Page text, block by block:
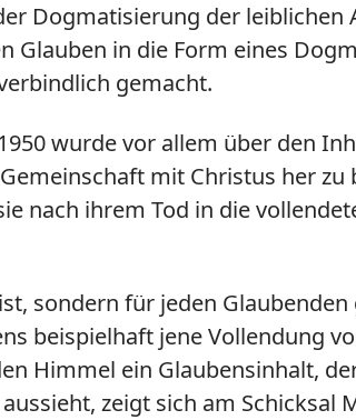
Dogmatisierung der
in die Form eines
gemacht.
wurde vor allem über den
mit Christus her
nach ihrem Tod in die
sondern für jeden
beispielhaft jene Vollendung
Himmel ein Glaubensinhalt,
zeigt sich am Schicksal